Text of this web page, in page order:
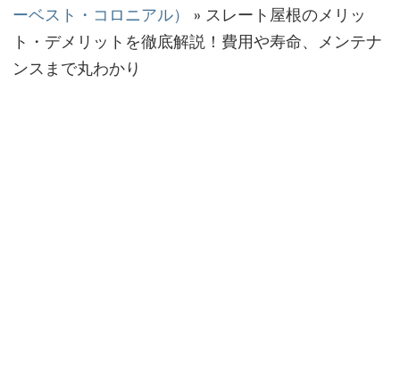
ーベスト・コロニアル）
» スレート屋根のメリッ
ト・デメリットを徹底解説！費用や寿命、メンテナ
ンスまで丸わかり